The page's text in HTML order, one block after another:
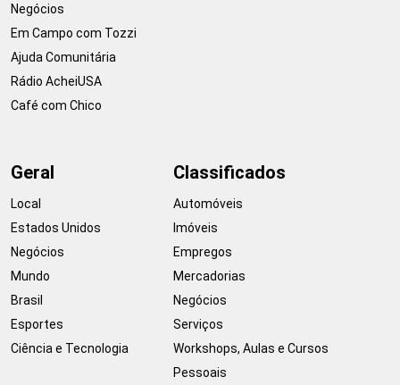
Negócios
Em Campo com Tozzi
Ajuda Comunitária
Rádio AcheiUSA
Café com Chico
Geral
Local
Estados Unidos
Negócios
Mundo
Brasil
Esportes
Ciência e Tecnologia
Classificados
Automóveis
Imóveis
Empregos
Mercadorias
Negócios
Serviços
Workshops, Aulas e Cursos
Pessoais